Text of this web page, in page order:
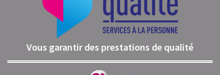
Vous garantir des prestations de qualité